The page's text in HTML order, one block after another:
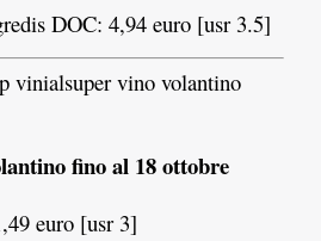
DOC: 4,94 euro [usr 3.5]
fino al 18 ottobre
euro [usr 3]